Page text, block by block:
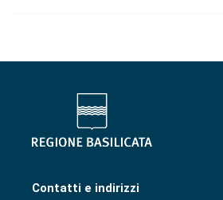
Contatti e indirizzi